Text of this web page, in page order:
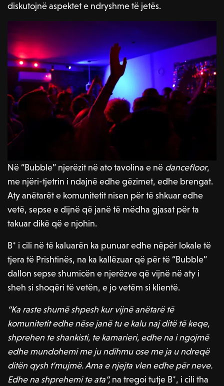
diskutojnë aspektet e ndryshme të jetës.
Në “Bubble” njerëzit në ato tavolina e në dancefloor,
me njëri-tjetrin i ndajnë edhe gëzimet, edhe brengat.
Aty anëtarët e komunitetit nisen për të shkuar edhe
vetë, sepse e dijnë që janë të mëdha gjasat për ta
takuar dikë që e njohin.
B* i cili në të kaluarën ka punuar edhe nëpër lokale të
tjera të Prishtinës, na ka kallëzuar që për të “Bubble”
dallon sepse shumicën e njerëzve që vijnë në aty i
sheh si shoqëri të vetën, e jo vetëm si klientë.
“Ka raste shumë shpesh kur vijnë anëtarë të
komunitetit edhe nëse janë tu e kalu naj ditë të keqe,
shprehen te shankisti, te kamarieri, edhe na i ngojmë
edhe mundohemi me ju ndihmu ose me ja u ndreqë
ditën qysh t’mujmë. Ama e njejta vlen edhe për neve.
Edhe na shprehemi te ata”,na tregoi tutje B*, i cili tha